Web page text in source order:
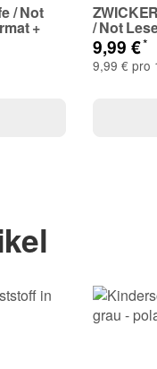
/ Not
+ / Not
9,99 €*
9,99 € pro